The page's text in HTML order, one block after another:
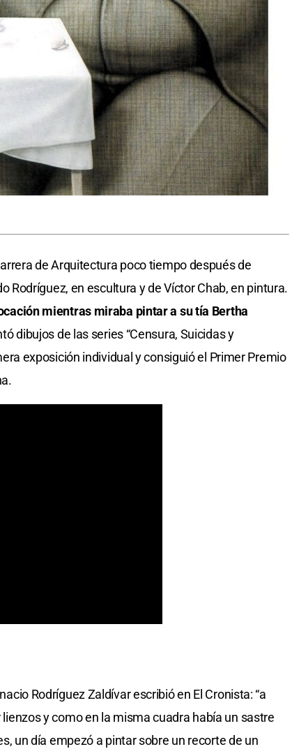
de Arquitectura poco tiempo después de
Rodríguez, en escultura y de Víctor Chab, en pintura.
mientras miraba pintar a su tía Bertha
dibujos de las series “Censura, Suicidas y
exposición individual y consiguió el Primer Premio
Rodríguez Zaldívar escribió en El Cronista: “a
y como en la misma cuadra había un sastre
un día empezó a pintar sobre un recorte de un